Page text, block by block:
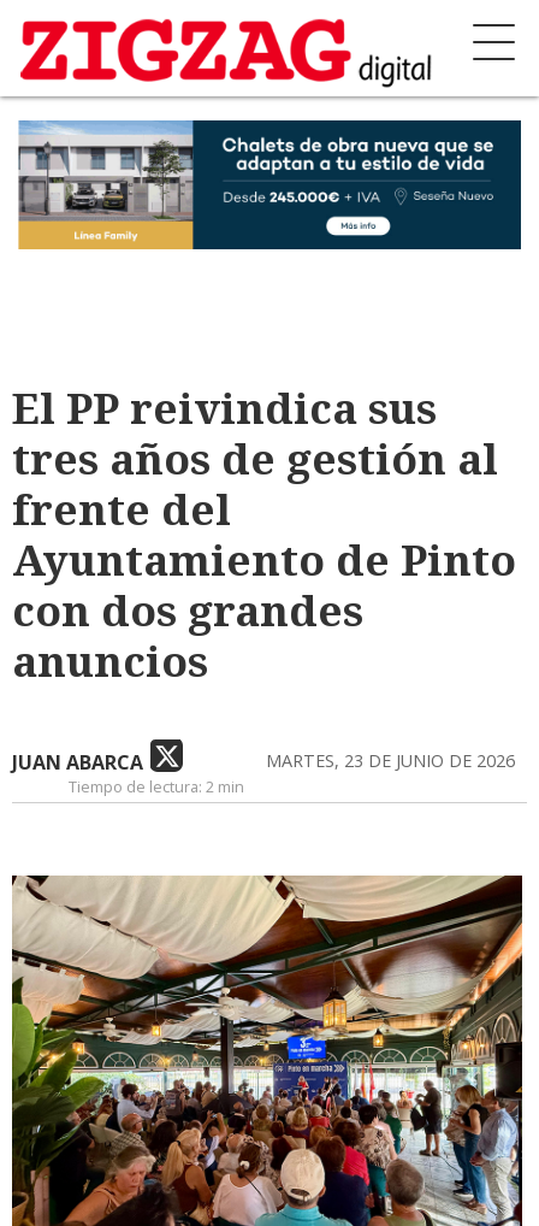
El PP reivindica sus
tres años de gestión al
frente del
Ayuntamiento de Pinto
con dos grandes
anuncios
JUAN ABARCA MARTES, 23 DE JUNIO DE 2026
Tiempo de lectura: 2 min